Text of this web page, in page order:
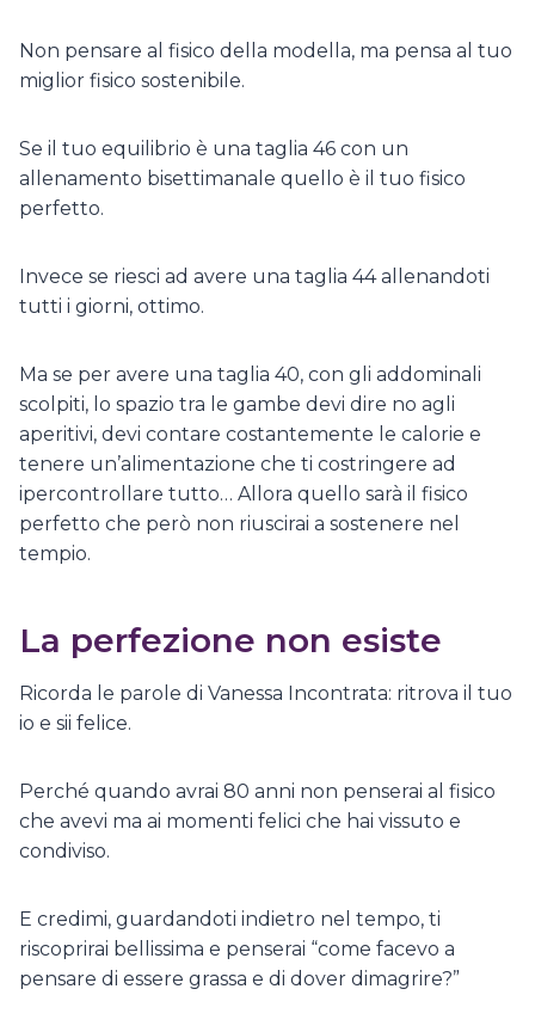
Non pensare al fisico della modella, ma pensa al tuo
miglior fisico sostenibile.
Se il tuo equilibrio è una taglia 46 con un
allenamento bisettimanale quello è il tuo fisico
perfetto.
Invece se riesci ad avere una taglia 44 allenandoti
tutti i giorni, ottimo.
Ma se per avere una taglia 40, con gli addominali
scolpiti, lo spazio tra le gambe devi dire no agli
aperitivi, devi contare costantemente le calorie e
tenere un’alimentazione che ti costringere ad
ipercontrollare tutto… Allora quello sarà il fisico
perfetto che però non riuscirai a sostenere nel
tempio.
La perfezione non esiste
Ricorda le parole di Vanessa Incontrata: ritrova il tuo
io e sii felice.
Perché quando avrai 80 anni non penserai al fisico
che avevi ma ai momenti felici che hai vissuto e
condiviso.
E credimi, guardandoti indietro nel tempo, ti
riscoprirai bellissima e penserai “come facevo a
pensare di essere grassa e di dover dimagrire?”